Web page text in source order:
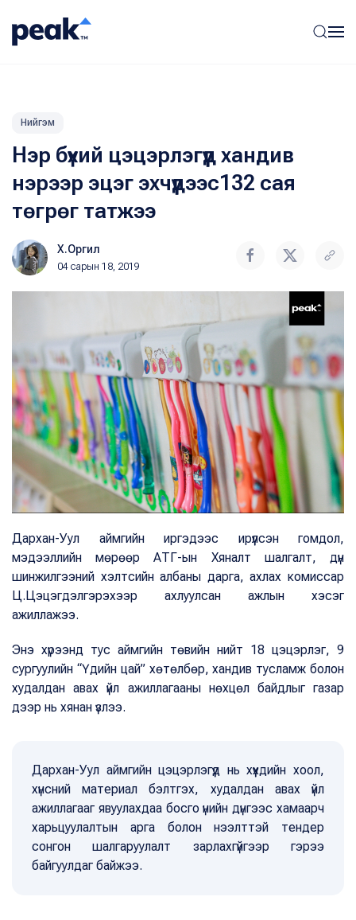
Нийгэм
Нэр бүхий цэцэрлэгүүд хандив
нэрээр эцэг эхчүүдээс132 сая
төгрөг татжээ
Х.Оргил
04 сарын 18, 2019
Дархан-Уул аймгийн иргэдээс ирүүлсэн гомдол,
мэдээллийн мөрөөр АТГ-ын Хяналт шалгалт, дүн
шинжилгээний хэлтсийн албаны дарга, ахлах комиссар
Ц.Цэцэгдэлгэрэхээр ахлуулсан ажлын хэсэг
ажиллажээ.
Энэ хүрээнд тус аймгийн төвийн нийт 18 цэцэрлэг, 9
сургуулийн “Үдийн цай” хөтөлбөр, хандив тусламж болон
худалдан авах үйл ажиллагааны нөхцөл байдлыг газар
дээр нь хянан үзлээ.
Дархан-Уул аймгийн цэцэрлэгүүд нь хүүхдийн хоол,
хүнсний материал бэлтгэх, худалдан авах үйл
ажиллагааг явуулахдаа босго үнийн дүнгээс хамаарч
харьцуулалтын арга болон нээлттэй тендер
сонгон шалгаруулалт зарлахгүйгээр гэрээ
байгуулдаг байжээ.